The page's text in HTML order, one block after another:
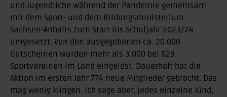
und Jugendliche während der Pandemie gemeinsam
mit dem Sport- und dem Bildungsministerium
Sachsen-Anhalts zum Start ins Schuljahr 2023/24
umgesetzt. Von den ausgegebenen ca. 20.000
Gutscheinen wurden mehr als 3.000 bei 629
Sportvereinen im Land eingelöst. Dauerhaft hat die
Aktion im ersten Jahr 774 neue Mitglieder gebracht. Das
mag wenig klingen. Ich sage aber, jedes einzelne Kind,